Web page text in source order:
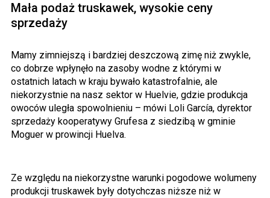
Mała podaż truskawek, wysokie ceny
sprzedaży
Mamy zimniejszą i bardziej deszczową zimę niż zwykle,
co dobrze wpłynęło na zasoby wodne z którymi w
ostatnich latach w kraju bywało katastrofalnie, ale
niekorzystnie na nasz sektor w Huelvie, gdzie produkcja
owoców uległa spowolnieniu – mówi Loli García, dyrektor
sprzedaży kooperatywy Grufesa z siedzibą w gminie
Moguer w prowincji Huelva.
Ze względu na niekorzystne warunki pogodowe wolumeny
produkcji truskawek były dotychczas niższe niż w